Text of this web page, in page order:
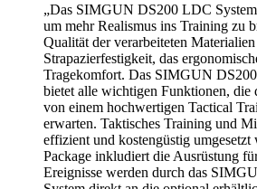
„Das SIMGUN DS200 LDC
um mehr Realismus ins Training zu
Qualität der verarbeiteten
Strapazierfestigkeit, das
Tragekomfort. Das SIMGUN
bietet alle wichtigen Funktionen, die
von einem hochwertigen Tactical
erwarten. Taktisches Training und
effizient und kostengüstig umgesetzt
Package inkludiert die Ausrüstung
Ereignisse werden durch das